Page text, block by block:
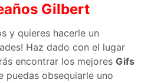
Gilbert
y quieres hacerle un
Haz dado con el lugar
encontrar los mejores Gifs
puedas obsequiarle uno